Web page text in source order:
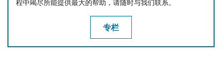
程中竭尽所能提供最大的帮助，请随时与我们联系。
专栏